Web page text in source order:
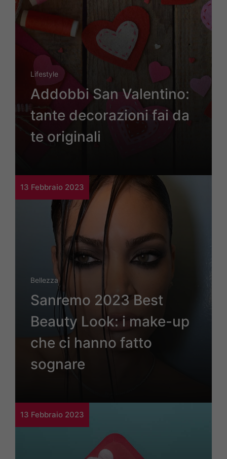
Lifestyle
Addobbi San Valentino:
tante decorazioni fai da
te originali
13 Febbraio 2023
Bellezza
Sanremo 2023 Best
Beauty Look: i make-up
che ci hanno fatto
sognare
13 Febbraio 2023